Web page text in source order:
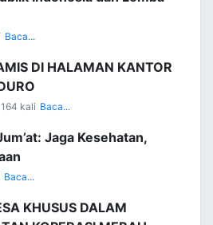
Baca...
DI HALAMAN KANTOR
164 kali Baca...
Jaga Kesehatan,
Baca...
KHUSUS DALAM